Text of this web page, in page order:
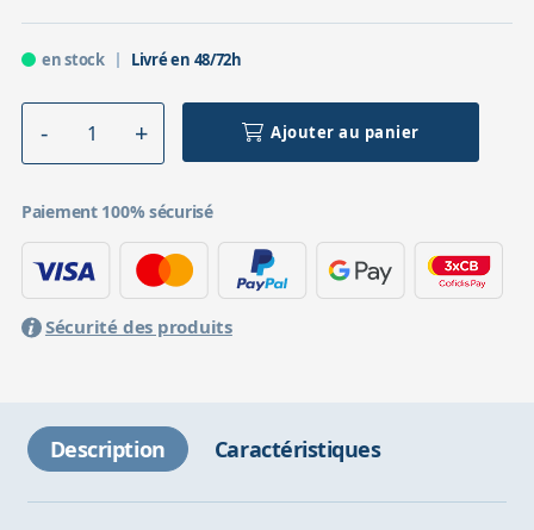
en stock Livré en 48/72h
Ajouter au panier
Paiement 100% sécurisé
Sécurité des produits
Description Caractéristiques